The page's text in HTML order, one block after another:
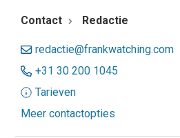
Contact Redactie
redactie@frankwatching.com
+31 30 200 1045
Tarieven
Meer contactopties